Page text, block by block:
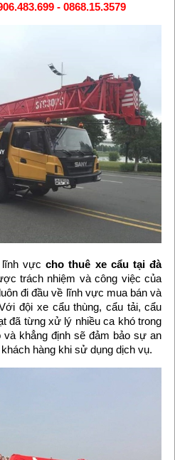
- 0868.15.3579
lĩnh vựccho thuê xe cẩu tại đà
trách nhiệm và công việc của
đi đầu về lĩnh vực mua bán và
đội xe cẩu thùng, cẩu tải, cẩu
đã từng xử lý nhiều ca khó trong
và khẳng định sẽ đảm bảo sự an
hàng khi sử dụng dịch vụ.